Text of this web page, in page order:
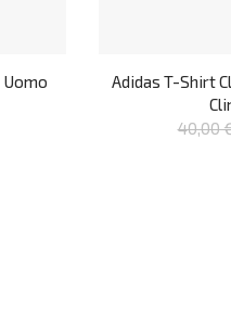
Uomo
Adidas T-Shirt
40,00